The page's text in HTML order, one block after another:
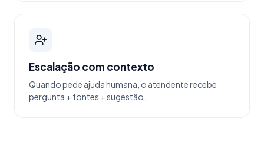
Escalação com contexto
Quando pede ajuda humana, o atendente recebe
pergunta + fontes + sugestão.